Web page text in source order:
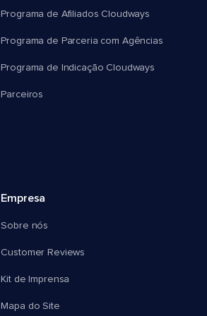
Programa de Afiliados Cloudways
Programa de Parceria com Agências
Programa de Indicação Cloudways
Parceiros
Empresa
Sobre nós
Customer Reviews
Kit de Imprensa
Mapa do Site